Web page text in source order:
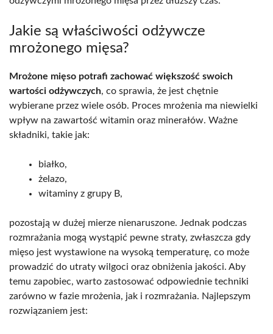
Jakie są właściwości odżywcze
mrożonego mięsa?
Mrożone mięso potrafi zachować większość swoich
wartości odżywczych, co sprawia, że jest chętnie
wybierane przez wiele osób. Proces mrożenia ma niewielki
wpływ na zawartość witamin oraz minerałów. Ważne
składniki, takie jak:
białko,
żelazo,
witaminy z grupy B,
pozostają w dużej mierze nienaruszone. Jednak podczas
rozmrażania mogą wystąpić pewne straty, zwłaszcza gdy
mięso jest wystawione na wysoką temperaturę, co może
prowadzić do utraty wilgoci oraz obniżenia jakości. Aby
temu zapobiec, warto zastosować odpowiednie techniki
zarówno w fazie mrożenia, jak i rozmrażania. Najlepszym
rozwiązaniem jest: